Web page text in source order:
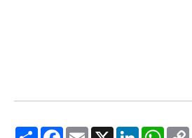
Share Facebook Email LinkedIn WhatsApp